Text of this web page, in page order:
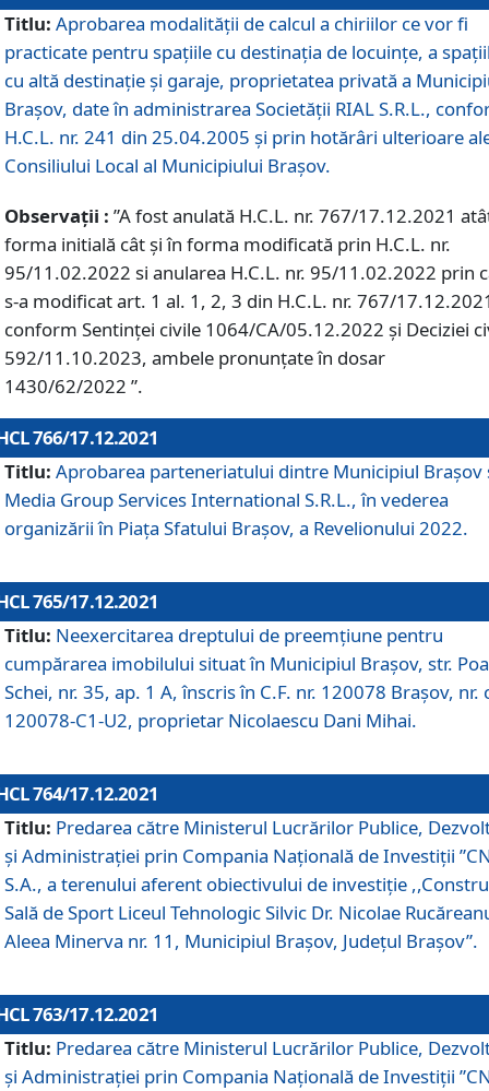
Titlu: Aprobarea modalității de calcul a chiriilor ce vor fi
practicate pentru spaţiile cu destinaţia de locuinţe, a
cu altă destinaţie şi garaje, proprietatea privată a
Braşov, date în administrarea Societăţii RIAL S.R.L.,
H.C.L. nr. 241 din 25.04.2005 și prin hotărâri ulterioare
Consiliului Local al Municipiului Braşov.
Observații : ”A fost anulată H.C.L. nr. 767/17.12.2021
forma initială cât și în forma modificată prin H.C.L. nr.
95/11.02.2022 si anularea H.C.L. nr. 95/11.02.2022 prin
s-a modificat art. 1 al. 1, 2, 3 din H.C.L. nr. 767/
conform Sentinței civile 1064/CA/05.12.2022 și Deciziei
592/11.10.2023, ambele pronunțate în dosar
1430/62/2022 ”.
766/17.12.2021
Titlu: Aprobarea parteneriatului dintre Municipiul Brașov
Media Group Services International S.R.L., în vederea
organizării în Piața Sfatului Brașov, a Revelionului 2022.
765/17.12.2021
Titlu: Neexercitarea dreptului de preemţiune pentru
cumpărarea imobilului situat în Municipiul Braşov, str.
Schei, nr. 35, ap. 1 A, înscris în C.F. nr. 120078 Brașov, nr.
120078-C1-U2, proprietar Nicolaescu Dani Mihai.
764/17.12.2021
Titlu: Predarea către Ministerul Lucrărilor Publice,
și Administrației prin Compania Naţională de Investiţii
S.A., a terenului aferent obiectivului de investiţie
Sală de Sport Liceul Tehnologic Silvic Dr. Nicolae
Aleea Minerva nr. 11, Municipiul Brașov, Județul Brașov”.
763/17.12.2021
Titlu: Predarea către Ministerul Lucrărilor Publice,
și Administrației prin Compania Naţională de Investiţii